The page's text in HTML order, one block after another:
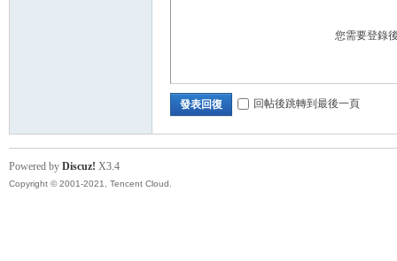
您需要登錄
發表回復 回帖後跳轉到最後一頁
Powered by Discuz! X3.4
Copyright © 2001-2021, Tencent Cloud.